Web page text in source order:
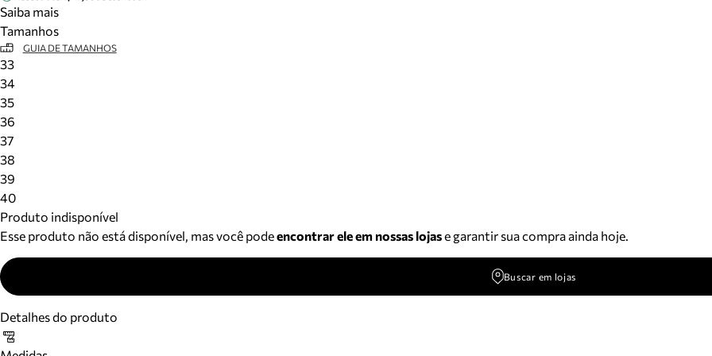
Saiba mais
Tamanhos
GUIA DE TAMANHOS
33
34
35
36
37
38
39
40
Produto indisponível
Esse produto não está disponível, mas você podeencontrar ele em nossas lojase garantir sua compra ainda hoje.
Buscar em lojas
Detalhes do produto